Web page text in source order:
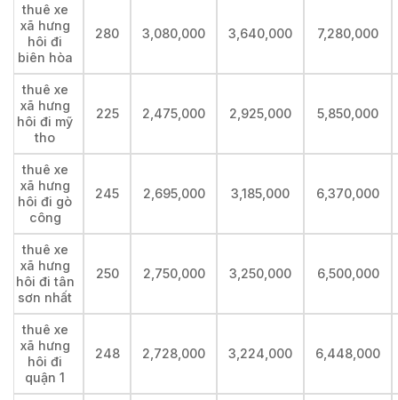
thuê xe
xã hưng
hôi đi
biên hòa
280 3,080,000 3,640,000 7,280,000
thuê xe
xã hưng
hôi đi mỹ
tho
225 2,475,000 2,925,000 5,850,000
thuê xe
xã hưng
hôi đi gò
công
245 2,695,000 3,185,000 6,370,000
thuê xe
xã hưng
hôi đi tân
sơn nhất
250 2,750,000 3,250,000 6,500,000
thuê xe
xã hưng
hôi đi
quận 1
248 2,728,000 3,224,000 6,448,000